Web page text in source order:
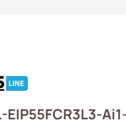
EIP55FCR3L3-